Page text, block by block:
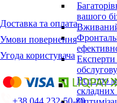
вашого
Експерти
Все про
складних
Доставка та оплата
Умови повернення
Угода користувача
+38 044 232-50-80